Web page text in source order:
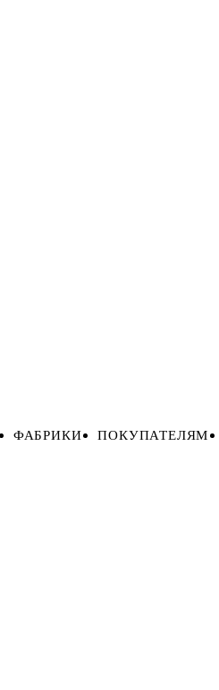
ФАБРИКИ ПОКУПАТЕЛЯМ